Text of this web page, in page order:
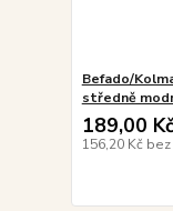
Befado/
středně
189,00 Kč
156,20 Kč bez